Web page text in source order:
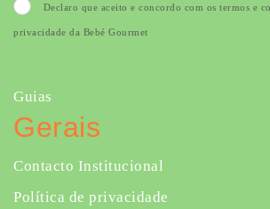
Declaro que aceito e concordo com os termos e
privacidade da Bebé Gourmet
Guias
Gerais
Contacto Institucional
Política de privacidade